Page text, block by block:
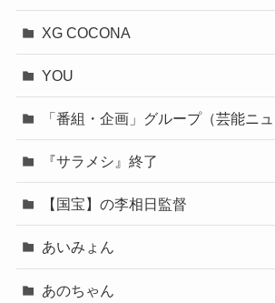
XG COCONA
YOU
「番組・企画」グループ（芸能ニュ
『サラメシ』終了
【国宝】の李相日監督
あいみょん
あのちゃん